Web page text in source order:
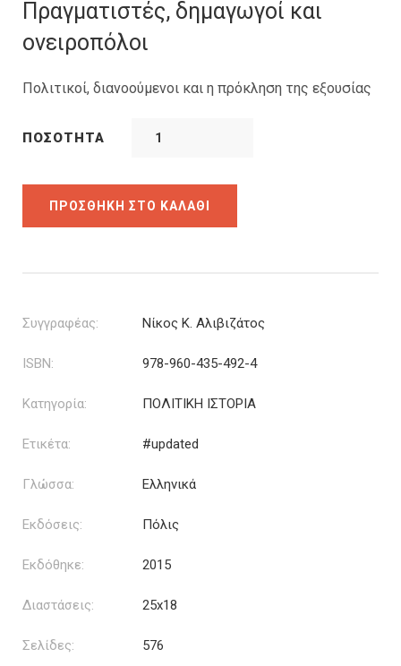
30.00€.
22.50€.
Πραγματιστές, δημαγωγοί και
ονειροπόλοι
Πολιτικοί, διανοούμενοι και η πρόκληση της εξουσίας
ΠΟΣΌΤΗΤΑ
ΠΡΟΣΘΉΚΗ ΣΤΟ ΚΑΛΆΘΙ
Συγγραφέας: Νίκος Κ. Αλιβιζάτος
ISBN: 978-960-435-492-4
Κατηγορία: ΠΟΛΙΤΙΚΗ ΙΣΤΟΡΙΑ
Ετικέτα: #updated
Γλώσσα: Ελληνικά
Εκδόσεις: Πόλις
Εκδόθηκε: 2015
Διαστάσεις: 25x18
Σελίδες: 576